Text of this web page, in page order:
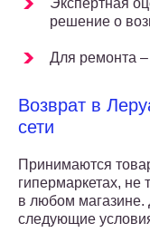
Экспертная
решение о
Для ремонта –
Возврат в
сети
Принимаются
гипермаркетах, не
в любом магазине.
следующие